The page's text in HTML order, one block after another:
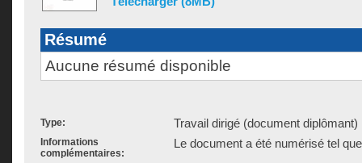
Résumé
Aucune résumé disponible
Type: Travail dirigé (document diplômant)
Informations
complémentaires:
Le document a été numérisé tel